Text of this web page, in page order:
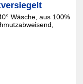
Wäsche, aus 100%